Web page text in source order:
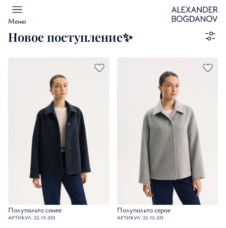
Меню
Новое поступление✨
Полупальто синее
АРТИКУЛ: 22-13-333
Полупальто серое
АРТИКУЛ: 22-13-331